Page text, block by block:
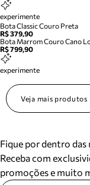
experimente
Bota Classic Couro Preta
R$ 379,90
Bota Marrom Couro Cano
R$ 799,90
experimente
Veja mais produtos
Fique por dentro das
Receba com
promoções e muito